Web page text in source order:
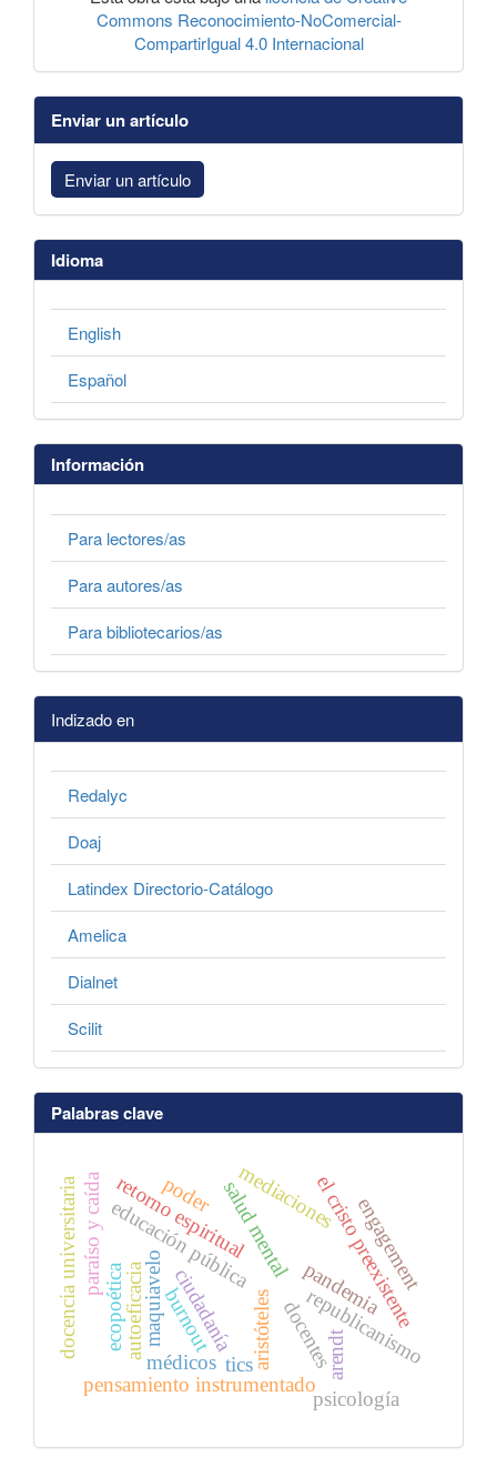
Commons Reconocimiento-NoComercial-
CompartirIgual 4.0 Internacional
Enviar un artículo
Enviar un artículo
Idioma
English
Español
Información
Para lectores/as
Para autores/as
Para bibliotecarios/as
Indizado en
Redalyc
Doaj
Latindex Directorio-Catálogo
Amelica
Dialnet
Scilit
Palabras clave
salud mental
burnout docentes
educación pública
ciudadanía republicanismo
aristóteles arendt
maquiavelo
pensamiento instrumentado
el cristo preexistente
retorno espiritualmediaciones
paraíso y caída
médicos
engagement
autoeficacia
psicología
poder
tics
pandemia
docencia universitaria ecopoética